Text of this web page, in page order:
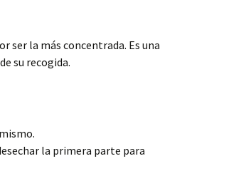
ser la más concentrada. Es una
su recogida.
la primera parte para